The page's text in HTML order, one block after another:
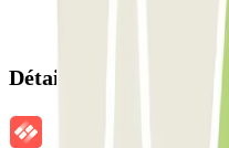
Détails de la réservation